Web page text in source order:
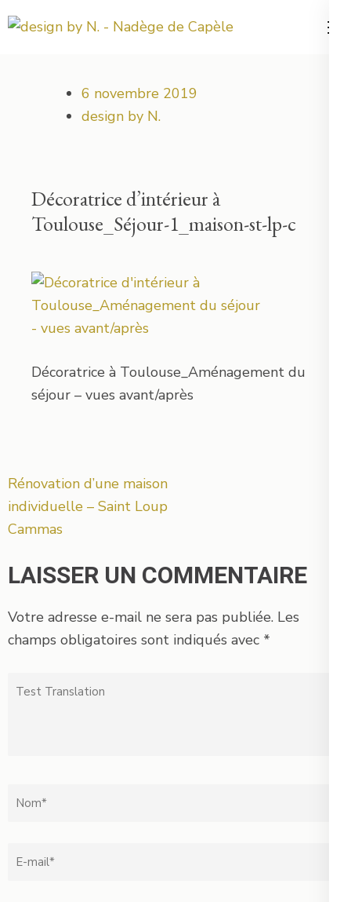
au
6 novembre 2019
design by N.
Décoratrice d’intérieur à
Toulouse_Séjour-1_maison-st-lp-c
Décoratrice à Toulouse_Aménagement du
séjour – vues avant/après
Navigation
de
l’article
Rénovation d’une maison
individuelle – Saint Loup
Cammas
LAISSER UN COMMENTAIRE
Votre adresse e-mail ne sera pas publiée. Les
champs obligatoires sont indiqués avec *
Test
Nom *
Email *